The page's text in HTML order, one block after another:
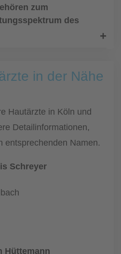
zum
des
in der Nähe
Hautärzte in Köln und
Detailinformationen,
entsprechenden Namen.
Schreyer
Hüttemann